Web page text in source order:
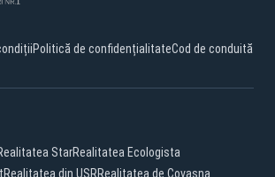
Politică de confidențialitateCod de conduită
StarRealitatea Ecologista
Realitatea din USRRealitatea de Covasna